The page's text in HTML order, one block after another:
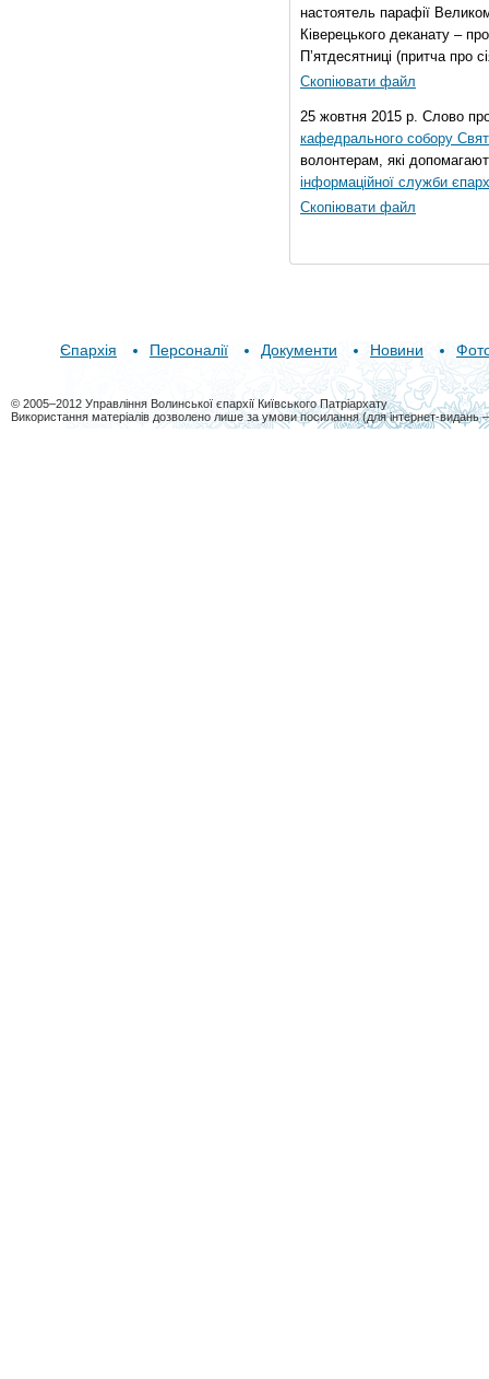
настоятель парафії
Ківерецького деканату –
П’ятдесятниці (притча про
Скопіювати файл
25 жовтня 2015 р. Слово
кафедрального собору
волонтерам, які
інформаційної служби
Скопіювати файл
Єпархія Персоналії Документи Новини
© 2005–2012 Управління Волинської єпархії Київського Патріархату
Використання матеріалів дозволено лише за умови посилання (для інтернет-видань